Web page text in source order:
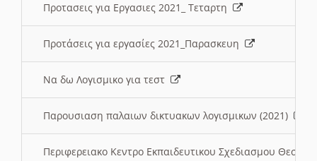
Προτασεις για Εργασιες 2021_ Τεταρτη
Προτάσεις για εργασίες 2021_Παρασκευη
Να δω Λογισμικο για τεστ
Παρουσιαση παλαιων δικτυακων λογισμικων (2021)
Περιφερειακο Κεντρο Εκπαιδευτικου Σχεδιασμου